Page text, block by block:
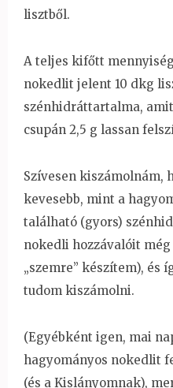
lisztből.
A teljes kifőtt
nokedlit jelent 10 dkg
szénhidráttartalma,
csupán 2,5 g lassan
Szívesen kiszámolnám,
kevesebb, mint a
található (gyors)
nokedli hozzávalóit
„szemre” készítem), és
tudom kiszámolni.
(Egyébként igen, mai
hagyományos nokedlit
(és a Kislányomnak),